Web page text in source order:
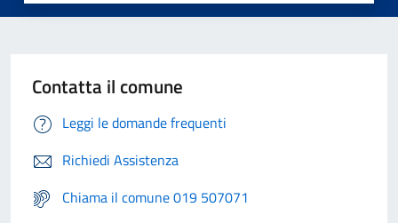
Contatta il comune
Leggi le domande frequenti
Richiedi Assistenza
Chiama il comune 019 507071